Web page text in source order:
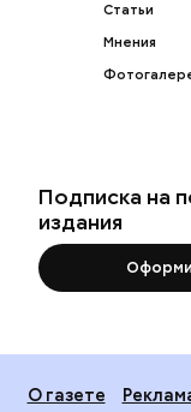
Статьи
Мнения
Подписка на
издания
О газете